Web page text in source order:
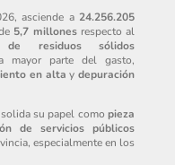
asciende a24.256.205
5,7 millonesrespecto al
de residuos sólidos
mayor parte del gasto,
en alta ydepuración
su papel comopieza
de servicios públicos
especialmente en los